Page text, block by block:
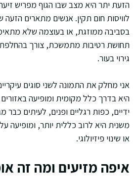
הזעת יתר היא מצב שבו הגוף מפריש
לוויסות חום תקין. אנשים מתארים הזעה
בסביבה ממוזגת, או בעוצמה שלא
תחושת רטיבות מתמשכת, צורך בהחלפת
גירוי בעור.
אני מחלק את התמונה לשני סוגים
היא בדרך כלל מקומית ומופיעה
ידיים, כפות רגליים ופנים, לעיתים כבר
משנית היא לרוב כללית יותר, ומופיעה
או שינוי פיזיולוגי.
איפה מזיעים ומה זה